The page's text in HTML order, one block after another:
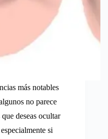
más notables
no parece
deseas ocultar
si